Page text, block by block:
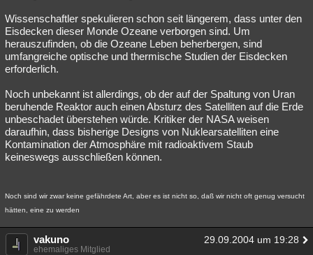
Wissenschaftler spekulieren schon seit längerem, dass unter den
Eisdecken dieser Monde Ozeane verborgen sind. Um
herauszufinden, ob die Ozeane Leben beherbergen, sind
umfangreiche optische und thermische Studien der Eisdecken
erforderlich.
Noch unbekannt ist allerdings, ob der auf der Spaltung von Uran
beruhende Reaktor auch einen Absturz des Satelliten auf die Erde
unbeschadet überstehen würde. Kritiker der NASA weisen
daraufhin, dass bisherige Designs von Nuklearsatelliten eine
Kontamination der Atmosphäre mit radioaktivem Staub
keineswegs ausschließen können.
Noch sind wir zwar keine gefährdete Art, aber es ist nicht so, daß wir nicht oft genug versucht
hätten, eine zu werden
vakuno 29.09.2004 um 19:28
ehemaliges Mitglied